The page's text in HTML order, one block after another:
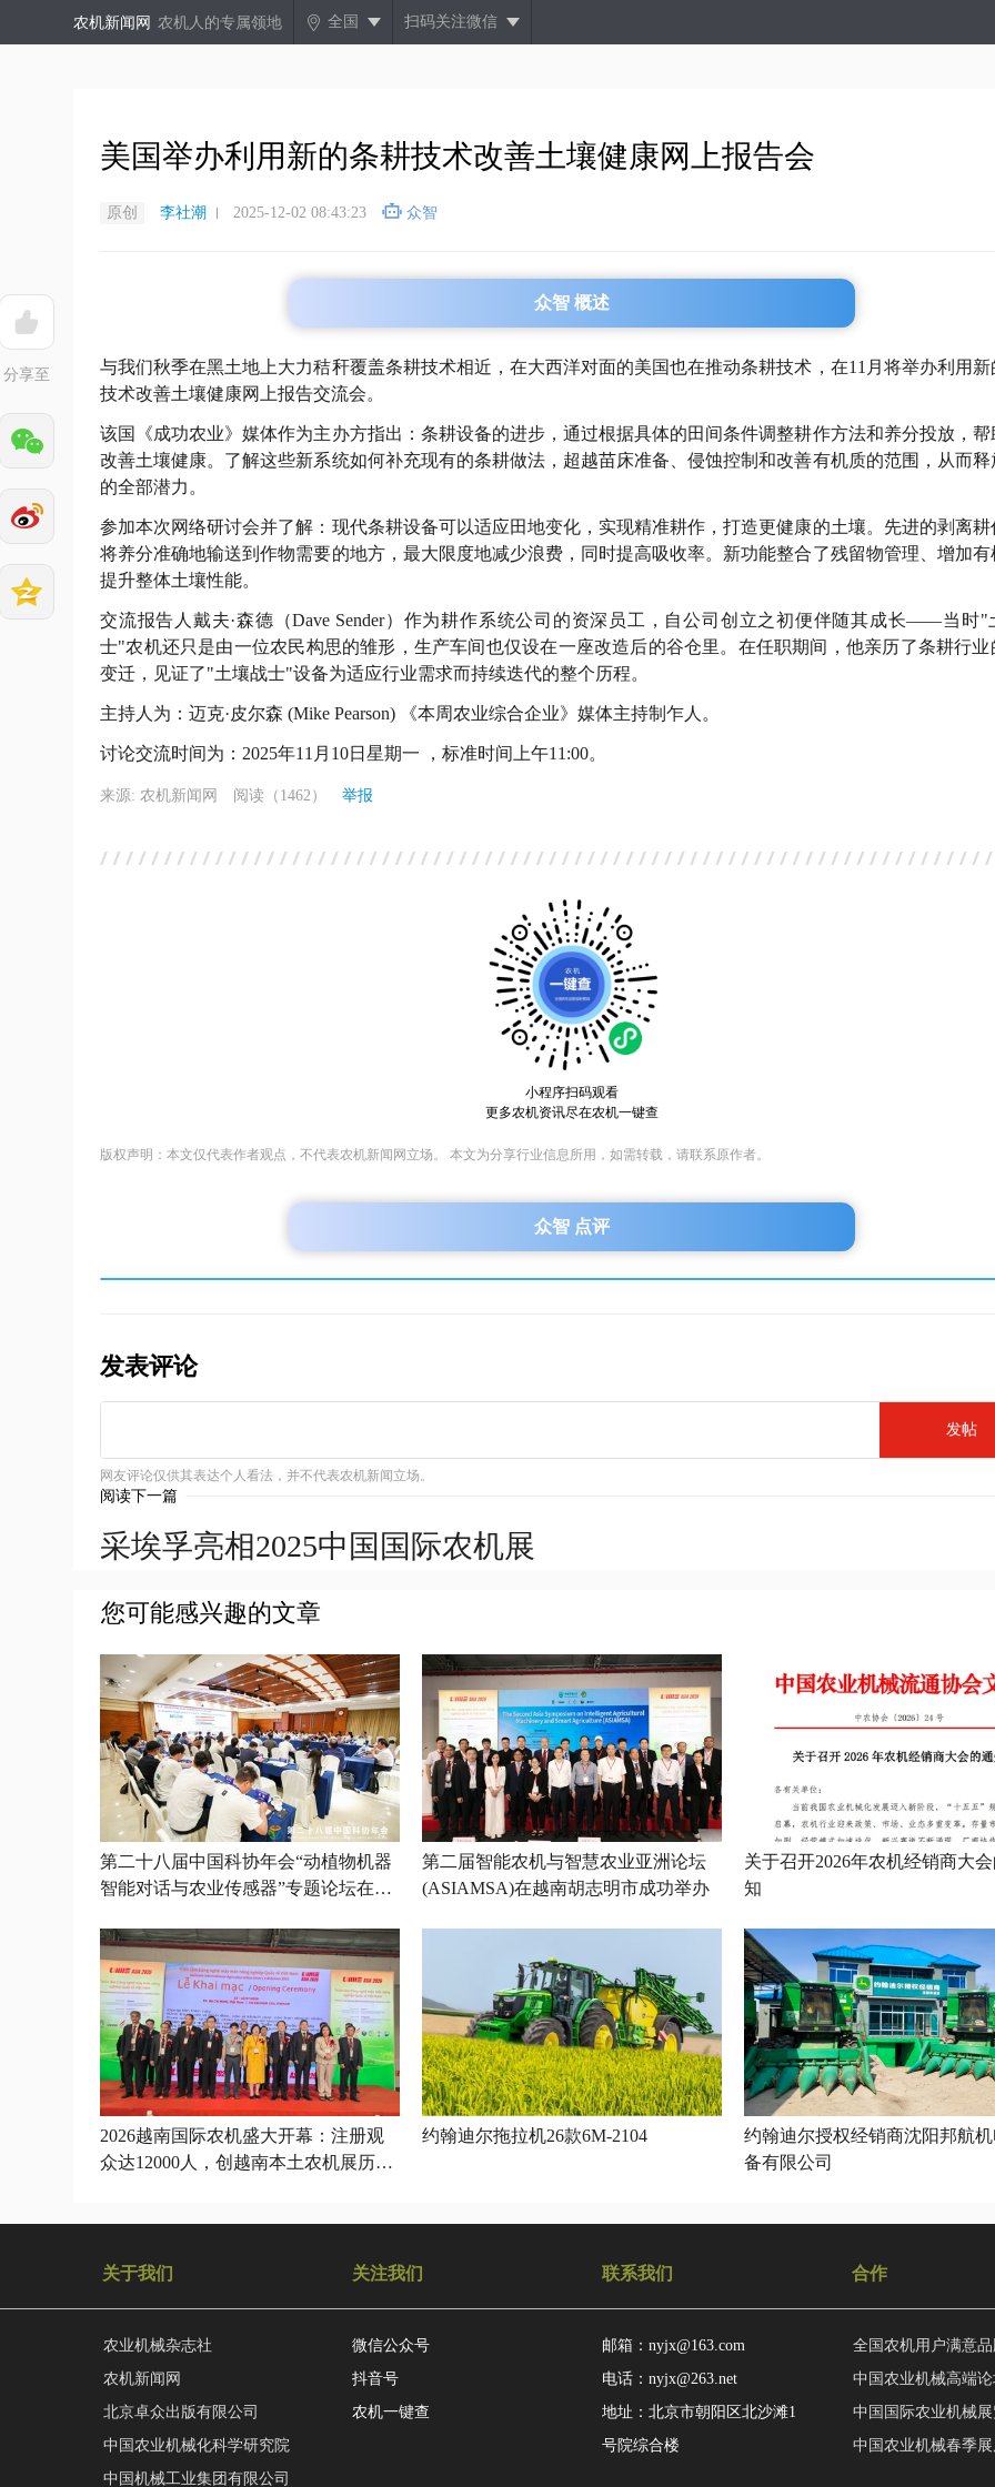
容
农机新闻网 农机人的专属领地 全国 扫码关注微信
美国举办利用新的条耕技术改善土壤健康网上报告会
原创 李社潮 2025-12-02 08:43:23 众智
分享至
众智 概述
与我们秋季在黑土地上大力秸秆覆盖条耕技术相近，在大西洋对面的美国也在推动条耕技术，在11月将举办利用新
技术改善土壤健康网上报告交流会。
该国《成功农业》媒体作为主办方指出：条耕设备的进步，通过根据具体的田间条件调整耕作方法和养分投放，帮
改善土壤健康。了解这些新系统如何补充现有的条耕做法，超越苗床准备、侵蚀控制和改善有机质的范围，从而释
的全部潜力。
参加本次网络研讨会并了解：现代条耕设备可以适应田地变化，实现精准耕作，打造更健康的土壤。先进的剥离耕
将养分准确地输送到作物需要的地方，最大限度地减少浪费，同时提高吸收率。新功能整合了残留物管理、增加有
提升整体土壤性能。
交流报告人戴夫·森德（Dave Sender）作为耕作系统公司的资深员工，自公司创立之初便伴随其成长——当时"
士"农机还只是由一位农民构思的雏形，生产车间也仅设在一座改造后的谷仓里。在任职期间，他亲历了条耕行业
变迁，见证了"土壤战士"设备为适应行业需求而持续迭代的整个历程。
主持人为：迈克·皮尔森 (Mike Pearson) 《本周农业综合企业》媒体主持制乍人。
讨论交流时间为：2025年11月10日星期一 ，标准时间上午11:00。
来源: 农机新闻网 阅读（1462） 举报
小程序扫码观看
更多农机资讯尽在农机一键查
版权声明：本文仅代表作者观点，不代表农机新闻网立场。 本文为分享行业信息所用，如需转载，请联系原作者。
众智 点评
发表评论
发帖
网友评论仅供其表达个人看法，并不代表农机新闻立场。
阅读下一篇
采埃孚亮相2025中国国际农机展
您可能感兴趣的文章
第二十八届中国科协年会“动植物机器
智能对话与农业传感器”专题论坛在京
第二届智能农机与智慧农业亚洲论坛
(ASIAMSA)在越南胡志明市成功举办
关于召开2026年农机经销商大
知
2026越南国际农机盛大开幕：注册观
众达12000人，创越南本土农机展历史
约翰迪尔拖拉机26款6M-2104
约翰迪尔授权经销商沈阳邦航
备有限公司
关于我们
农业机械杂志社
农机新闻网
北京卓众出版有限公司
中国农业机械化科学研究院
中国机械工业集团有限公司
关注我们
微信公众号
抖音号
农机一键查
联系我们
邮箱：nyjx@163.com
电话：nyjx@263.net
地址：北京市朝阳区北沙滩1
号院综合楼
合作
全国农机用户满意
中国农业机械高端
中国国际农业机械
中国农业机械春季